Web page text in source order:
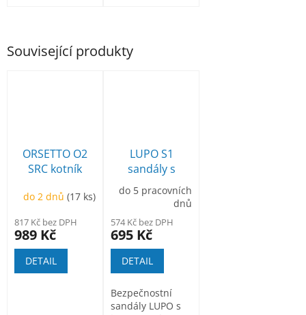
Související produkty
ORSETTO O2
SRC kotník
do 2 dnů(17 ks)
817 Kč bez DPH
989 Kč
DETAIL
LUPO S1
sandály s
kompozitní
ochrannou
vlastnostmi
ESD
do 5 pracovních
dnů
574 Kč bez DPH
695 Kč
DETAIL
Bezpečnostní
sandály LUPO s